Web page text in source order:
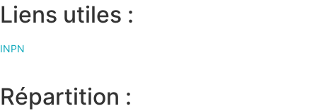
Liens utiles :
INPN
Répartition :